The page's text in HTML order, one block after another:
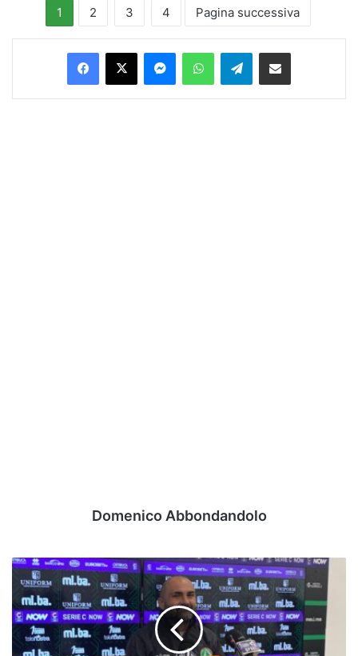
1 2 3 4 Pagina successiva
Facebook
X MessengerWhatsAppTelegramCondividi via Email
Domenico Abbondandolo
Biancolino:
"Siamo
l'Avellino,
dobbiamo
avere
fame"